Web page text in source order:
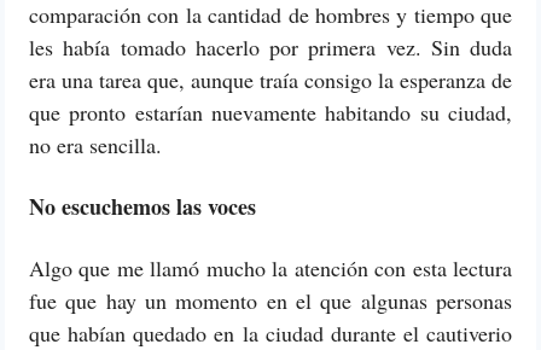
comparación con la cantidad de hombres y tiempo que
les había tomado hacerlo por primera vez. Sin duda
era una tarea que, aunque traía consigo la esperanza de
que pronto estarían nuevamente habitando su ciudad,
no era sencilla.
No escuchemos las voces
Algo que me llamó mucho la atención con esta lectura
fue que hay un momento en el que algunas personas
que habían quedado en la ciudad durante el cautiverio